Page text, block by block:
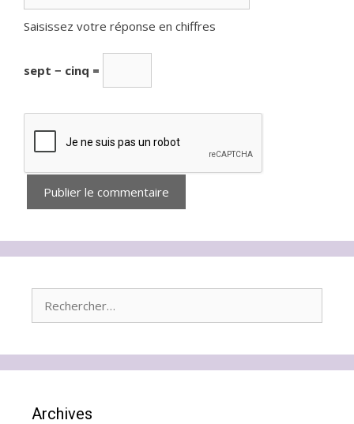
Saisissez votre réponse en chiffres
sept − cinq =
Archives